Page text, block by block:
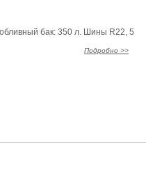
бак: 350 л. Шины R22, 5
Подробно >>